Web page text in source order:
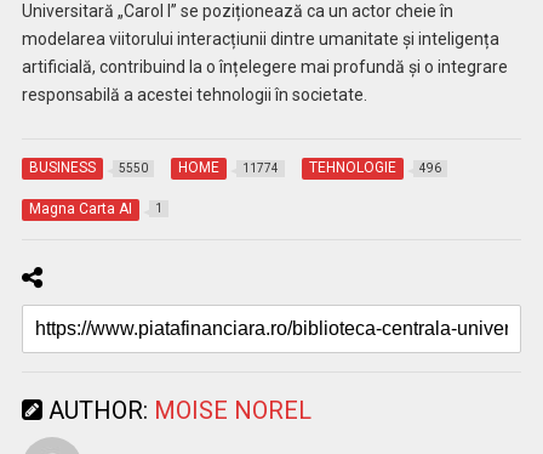
Universitară „Carol I” se poziționează ca un actor cheie în
modelarea viitorului interacțiunii dintre umanitate și inteligența
artificială, contribuind la o înțelegere mai profundă și o integrare
responsabilă a acestei tehnologii în societate.
BUSINESS 5550 HOME 11774 TEHNOLOGIE 496
Magna Carta AI 1
AUTHOR: MOISE NOREL